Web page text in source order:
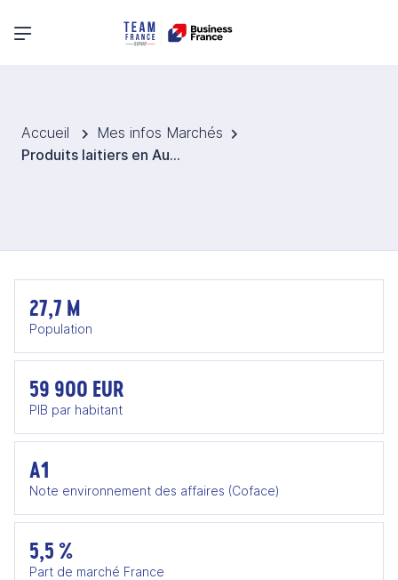
Menu principal
Accueil
Mes infos Marchés
Produits laitiers en Australie
27,7 M
Population
59 900 EUR
PIB par habitant
A1
Note environnement des affaires (Coface)
5,5 %
Part de marché France